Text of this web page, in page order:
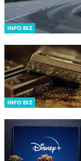
INFO BIZ
INFO BIZ